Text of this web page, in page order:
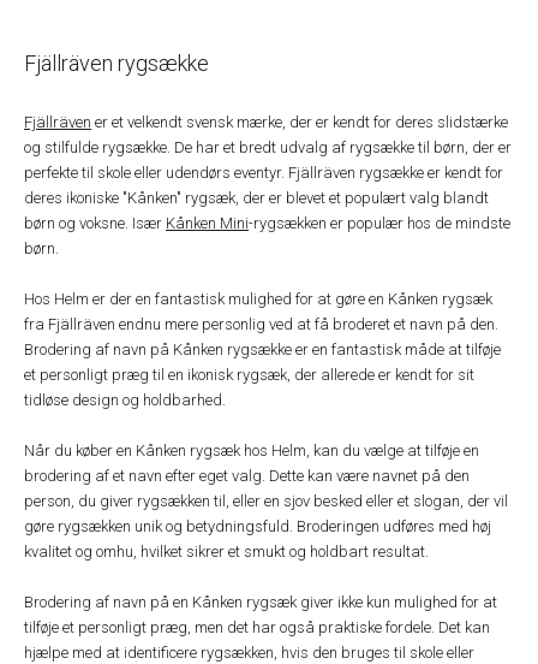
Fjällräven rygsække
Fjällräven er et velkendt svensk mærke, der er kendt for deres slidstærke
og stilfulde rygsække. De har et bredt udvalg af rygsække til børn, der er
perfekte til skole eller udendørs eventyr. Fjällräven rygsække er kendt for
deres ikoniske "Kånken" rygsæk, der er blevet et populært valg blandt
børn og voksne. Især Kånken Mini-rygsækken er populær hos de mindste
børn.
Hos Helm er der en fantastisk mulighed for at gøre en Kånken rygsæk
fra Fjällräven endnu mere personlig ved at få broderet et navn på den.
Brodering af navn på Kånken rygsække er en fantastisk måde at tilføje
et personligt præg til en ikonisk rygsæk, der allerede er kendt for sit
tidløse design og holdbarhed.
Når du køber en Kånken rygsæk hos Helm, kan du vælge at tilføje en
brodering af et navn efter eget valg. Dette kan være navnet på den
person, du giver rygsækken til, eller en sjov besked eller et slogan, der vil
gøre rygsækken unik og betydningsfuld. Broderingen udføres med høj
kvalitet og omhu, hvilket sikrer et smukt og holdbart resultat.
Brodering af navn på en Kånken rygsæk giver ikke kun mulighed for at
tilføje et personligt præg, men det har også praktiske fordele. Det kan
hjælpe med at identificere rygsækken, hvis den bruges til skole eller